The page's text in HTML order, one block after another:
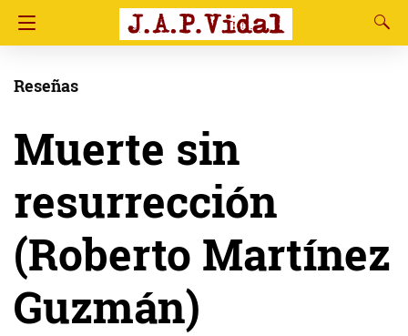
Reseñas
Muerte sin
resurrección
(Roberto Martínez
Guzmán)